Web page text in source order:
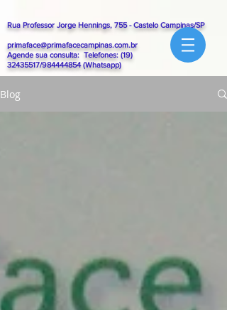
Rua Professor Jorge Hennings, 755 - Castelo Campinas/SP
primaface@primafacecampinas.com.br
Agende sua consulta: Telefones: (19)
32435517/984444854 (Whatsapp)
Blog